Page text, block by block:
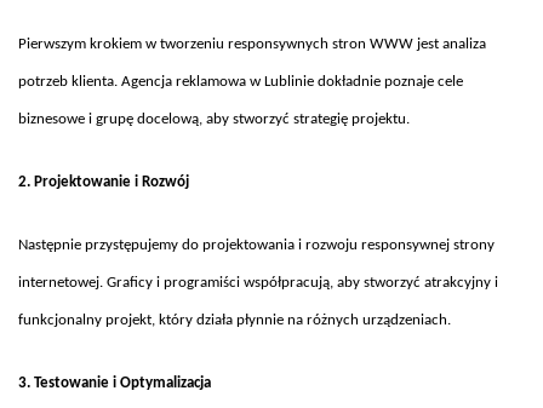
Pierwszym krokiem w tworzeniu responsywnych stron WWW jest analiza
potrzeb klienta. Agencja reklamowa w Lublinie dokładnie poznaje cele
biznesowe i grupę docelową, aby stworzyć strategię projektu.
2. Projektowanie i Rozwój
Następnie przystępujemy do projektowania i rozwoju responsywnej strony
internetowej. Graficy i programiści współpracują, aby stworzyć atrakcyjny i
funkcjonalny projekt, który działa płynnie na różnych urządzeniach.
3. Testowanie i Optymalizacja